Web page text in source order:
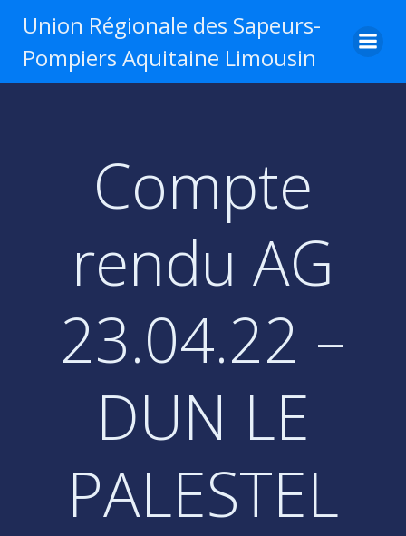
Aller
au
contenu
Union Régionale des Sapeurs-
Pompiers Aquitaine Limousin
Compte
rendu AG
23.04.22 –
DUN LE
PALESTEL